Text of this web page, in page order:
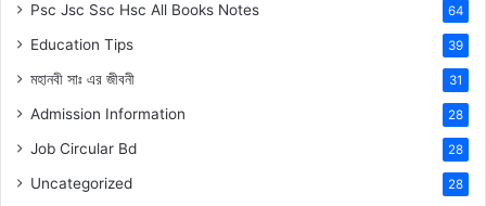
Psc Jsc Ssc Hsc All Books Notes 64
Education Tips 39
মহানবী সাঃ এর জীবনী 31
Admission Information 28
Job Circular Bd 28
Uncategorized 28